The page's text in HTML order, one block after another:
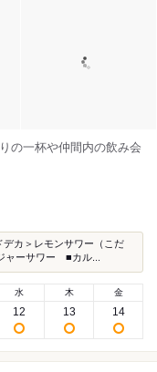
の一杯や仲間内の飲み会
カ＞レモンサワー（こだ
ャーサワー ■カル...
水
12
木
13
金
14